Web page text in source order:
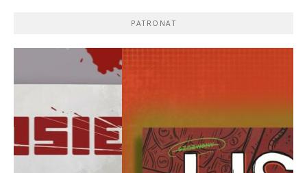
PATRONAT